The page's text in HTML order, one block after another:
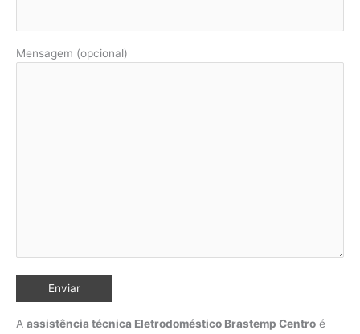
Mensagem (opcional)
A assistência técnica Eletrodoméstico Brastemp Centro é